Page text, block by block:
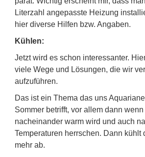
Literzahl angepasste Heizung
hier diverse Hilfen bzw. Angaben.
Kühlen:
Jetzt wird es schon interessanter.
viele Wege und Lösungen, die wir
aufzuführen.
Das ist ein Thema das uns
Sommer betrifft, vor allem dann
nacheinander warm wird und auch
Temperaturen herrschen. Dann kühlt
mehr ab.